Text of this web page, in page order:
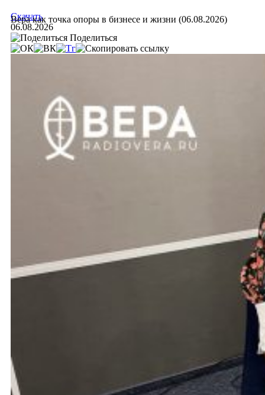
Вера как точка опоры в бизнесе и жизни (06.08.2026)
Скачать
06.08.2026
Поделиться